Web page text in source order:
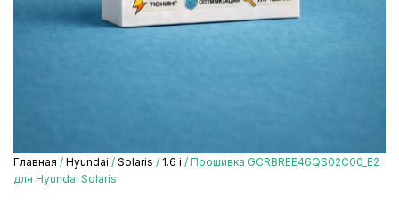
Главная / Hyundai / Solaris / 1.6 i / Прошивка GCRBREE46QS02C00_E2
для Hyundai Solaris